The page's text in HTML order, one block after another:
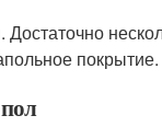
покрытие.